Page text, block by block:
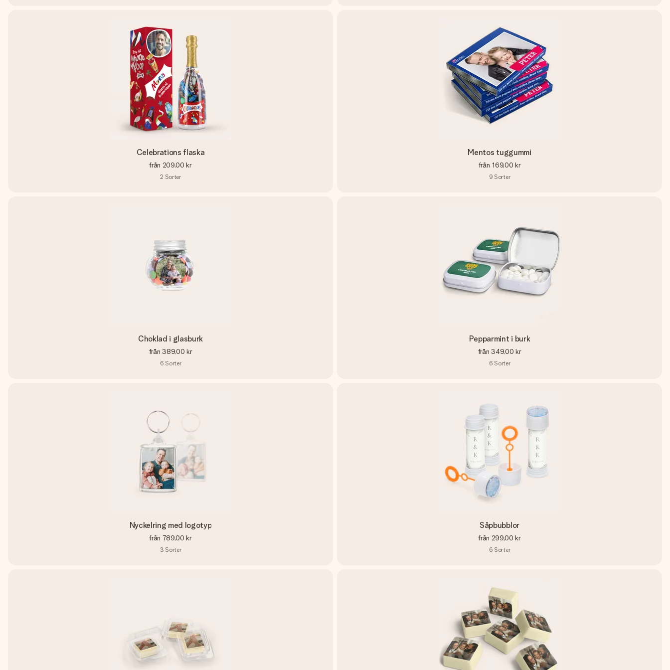
Celebrations flaska
från 209,00 kr
2 Sorter
Mentos tuggummi
från 169,00 kr
9 Sorter
Choklad i glasburk
från 389,00 kr
6 Sorter
Pepparmint i burk
från 349,00 kr
6 Sorter
Nyckelring med logotyp
från 789,00 kr
3 Sorter
Såpbubblor
från 299,00 kr
6 Sorter